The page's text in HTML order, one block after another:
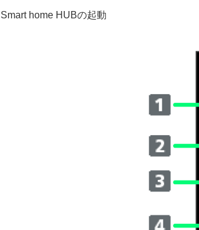
Smart home HUBの起動